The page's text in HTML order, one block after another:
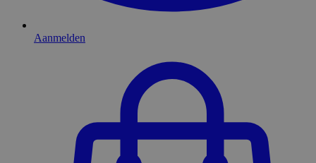
Aanmelden